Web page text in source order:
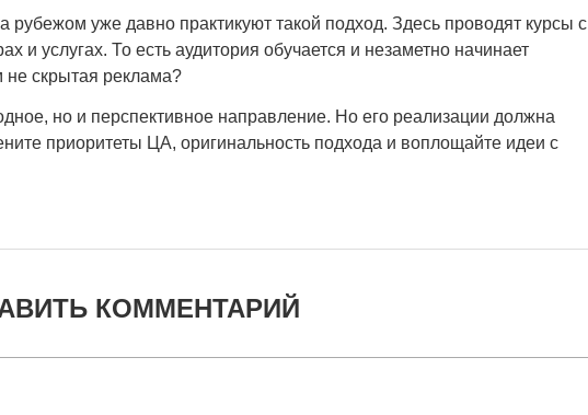
рубежом уже давно практикуют такой подход. Здесь проводят курсы с
услугах. То есть аудитория обучается и незаметно начинает
скрытая реклама?
но и перспективное направление. Но его реализации должна
приоритеты ЦА, оригинальность подхода и воплощайте идеи с
КОММЕНТАРИЙ